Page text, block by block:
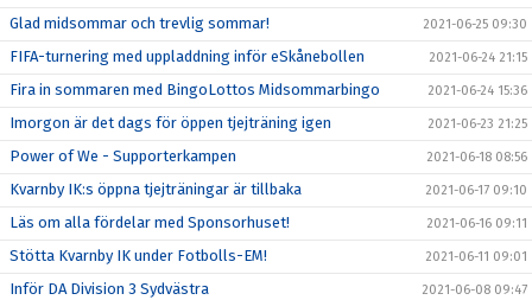
Glad midsommar och trevlig sommar! 2021-06-25 09:30
FIFA-turnering med uppladdning inför eSkånebollen 2021-06-24 21:15
Fira in sommaren med BingoLottos Midsommarbingo 2021-06-24 15:36
Imorgon är det dags för öppen tjejträning igen 2021-06-23 21:25
Power of We - Supporterkampen 2021-06-18 08:56
Kvarnby IK:s öppna tjejträningar är tillbaka 2021-06-17 09:10
Läs om alla fördelar med Sponsorhuset! 2021-06-16 09:11
Stötta Kvarnby IK under Fotbolls-EM! 2021-06-11 09:01
Inför DA Division 3 Sydvästra 2021-06-08 09:47